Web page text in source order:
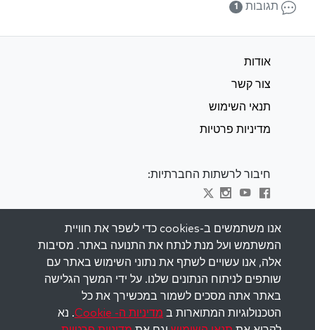
תגובות 1
אודות
צור קשר
תנאי השימוש
מדיניות פרטיות
חיבור לרשתות החברתיות:
השאר מעודכן
הירשם לרשימת התפוצה שלנו וקבל השראה
שבועית למייל שלך.
הירשם
אנו משתמשים ב-cookies כדי לשפר את חוויית
המשתמש ועל מנת לנתח את התנועה באתר. מסיבות
אלה, אנו עשויים לשתף את נתוני השימוש באתר עם
שותפים לניתוח הנתונים שלנו. על ידי המשך הגלישה
באתר אתה מסכים לשמור במכשירך את כל
הטכנולוגיות המתוארות ב מדיניות ה- Cookie
. נא